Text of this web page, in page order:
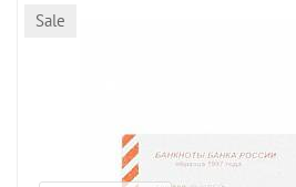
Sale